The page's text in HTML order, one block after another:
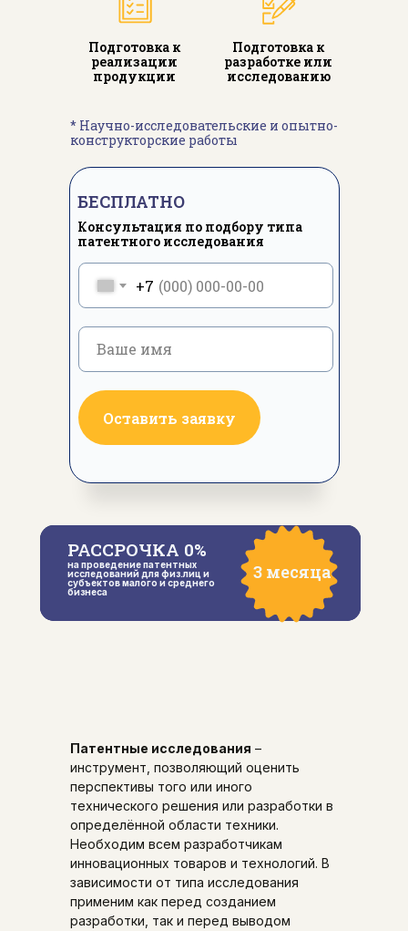
+7
Ваше имя
Оставить заявку
БЕСПЛАТНО
Консультация по подбору типа
патентного исследования
Подготовка к
реализации
продукции
Подготовка к
разработке или
исследованию
* Научно-исследовательские и опытно-
конструкторские работы
РАССРОЧКА 0%
3 месяца
на проведение патентных
исследований для физ.лиц и
субъектов малого и среднего
бизнеса
Патентные исследования –
инструмент, позволяющий оценить
перспективы того или иного
технического решения или разработки в
определённой области техники.
Необходим всем разработчикам
инновационных товаров и технологий. В
зависимости от типа исследования
применим как перед созданием
разработки, так и перед выводом